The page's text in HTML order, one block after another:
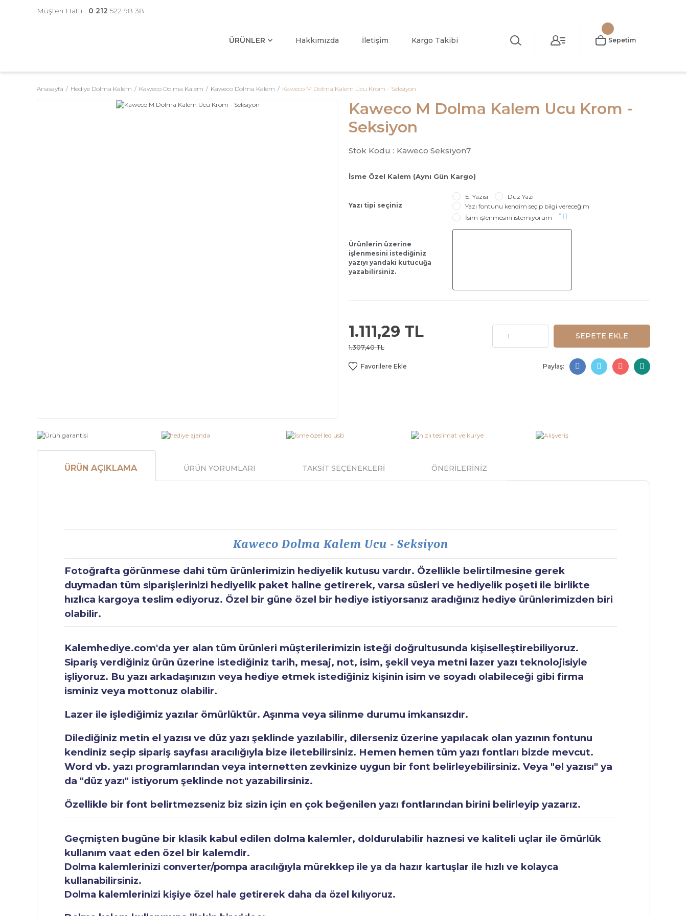
Müşteri Hattı : 0 212 522 98 38
ÜRÜNLER Hakkımızda İletişim Kargo Takibi Sepetim
Anasayfa Hediye Dolma Kalem Kaweco Dolma Kalem Kaweco Dolma Kalem Kaweco M Dolma Kalem Ucu Krom - Seksiyon
Kaweco M Dolma Kalem Ucu Krom -
Seksiyon
Stok Kodu : Kaweco Seksiyon7
İsme Özel Kalem (Aynı Gün Kargo)
Yazı tipi seçiniz
El Yazısı
Düz Yazı
Yazı fontunu kendim seçip bilgi vereceğim
İsim işlenmesini istemiyorum
*
Ürünlerin üzerine
işlenmesini istediğiniz
yazıyı yandaki kutucuğa
yazabilirsiniz.
1.111,29 TL
1.307,40 TL
SEPETE EKLE
Paylaş:
ÜRÜN AÇIKLAMA ÜRÜN YORUMLARI TAKSİT SEÇENEKLERİ ÖNERİLERİNİZ
Kaweco Dolma Kalem Ucu - Seksiyon
Fotoğrafta görünmese dahi tüm ürünlerimizin hediyelik kutusu vardır. Özellikle belirtilmesine gerek
duymadan tüm siparişlerinizi hediyelik paket haline getirerek, varsa süsleri ve hediyelik poşeti ile birlikte
hızlıca kargoya teslim ediyoruz. Özel bir güne özel bir hediye istiyorsanız aradığınız hediye ürünlerimizden biri
olabilir.
Kalemhediye.com'da yer alan tüm ürünleri müşterilerimizin isteği doğrultusunda kişiselleştirebiliyoruz.
Sipariş verdiğiniz ürün üzerine istediğiniz tarih, mesaj, not, isim, şekil veya metni lazer yazı teknolojisiyle
işliyoruz. Bu yazı arkadaşınızın veya hediye etmek istediğiniz kişinin isim ve soyadı olabileceği gibi firma
isminiz veya mottonuz olabilir.
Lazer ile işlediğimiz yazılar ömürlüktür. Aşınma veya silinme durumu imkansızdır.
Dilediğiniz metin el yazısı ve düz yazı şeklinde yazılabilir, dilerseniz üzerine yapılacak olan yazının fontunu
kendiniz seçip sipariş sayfası aracılığıyla bize iletebilirsiniz. Hemen hemen tüm yazı fontları bizde mevcut.
Word vb. yazı programlarından veya internetten zevkinize uygun bir font belirleyebilirsiniz. Veya "el yazısı" ya
da "düz yazı" istiyorum şeklinde not yazabilirsiniz.
Özellikle bir font belirtmezseniz biz sizin için en çok beğenilen yazı fontlarından birini belirleyip yazarız.
Geçmişten bugüne bir klasik kabul edilen dolma kalemler, doldurulabilir haznesi ve kaliteli uçlar ile ömürlük
kullanım vaat eden özel bir kalemdir.
Dolma kalemlerinizi converter/pompa aracılığıyla mürekkep ile ya da hazır kartuşlar ile hızlı ve kolayca
kullanabilirsiniz.
Dolma kalemlerinizi kişiye özel hale getirerek daha da özel kılıyoruz.